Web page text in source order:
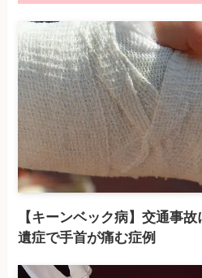
【キーンベック病】交通事
遺症で手首が痛む症例